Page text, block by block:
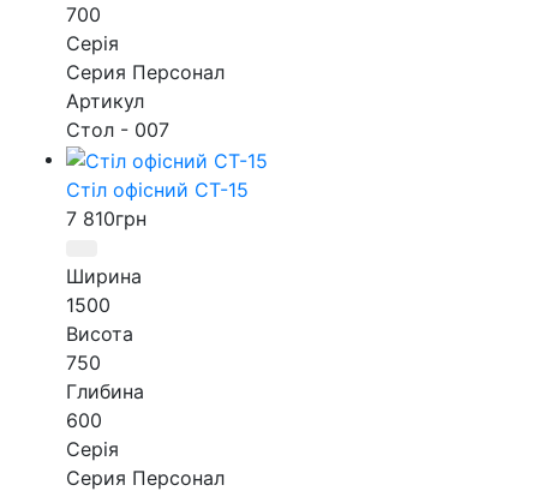
700
Серія
Серия Персонал
Артикул
Стол - 007
Стіл офісний СТ-15
7 810грн
Ширина
1500
Висота
750
Глибина
600
Серія
Серия Персонал